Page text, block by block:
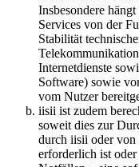
Insbesondere
Services von der
Stabilität
Internetdienste
Software) sowie
vom Nutzer
iisii ist zudem
soweit dies zur
durch iisii oder von
erforderlich ist